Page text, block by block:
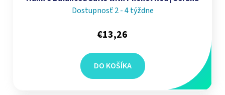
Dostupnosť 2 - 4 týždne
€13,26
DO KOŠÍKA